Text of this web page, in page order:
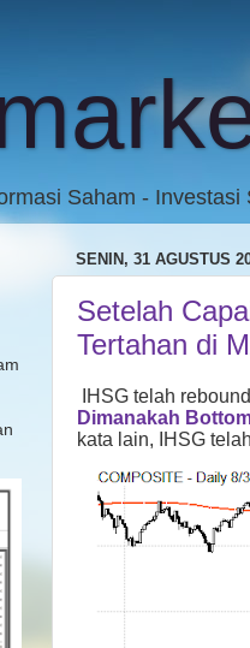
Saham - Investasi
SENIN, 31 AGUSTUS
Setelah
Tertahan di
IHSG telah
Dimanakah
kata lain, IHSG